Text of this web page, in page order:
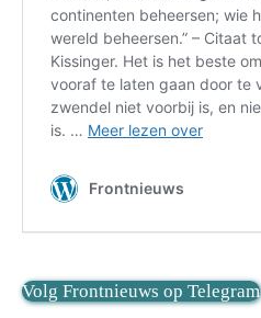
Volg Frontnieuws op Telegram